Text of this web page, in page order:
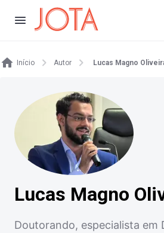
Início Autor Lucas Magno
Lucas Magno
Doutorando, especialista em